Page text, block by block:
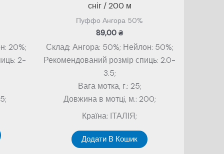
20%;
2-
сніг / 200 м
Пуффо Ангора 50%
89,00₴
Склад: Ангора: 50%; Нейлон: 50%;
Рекомендований розмір спиць: 2.0-
3.5;
Вага мотка, г.: 25;
Довжина в мотцi, м.: 200;
Країна: ІТАЛІЯ;
Додати В Кошик